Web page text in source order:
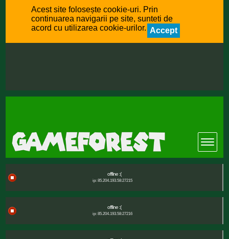
Acest site folosește cookie-uri. Prin
continuarea navigarii pe site, sunteti de
acord cu utilizarea cookie-urilor. Accept
offline :(
ip: 85.204.193.58:27215
offline :(
ip: 85.204.193.58:27216